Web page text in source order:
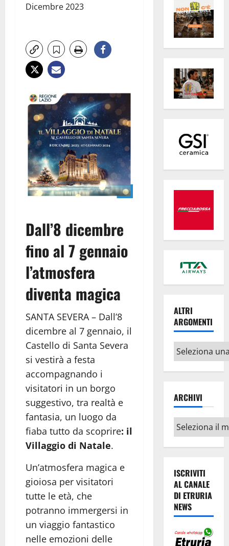
Dicembre 2023
Dall’8 dicembre
fino al 7 gennaio
l’atmosfera
diventa magica
SANTA SEVERA – Dall’8
dicembre al 7 gennaio, il
Castello di Santa Severa
si vestirà a festa
accompagnando i
visitatori in un borgo
suggestivo, tra realtà e
fantasia, un luogo da
fiaba tutto da scoprire: il
Villaggio di Natale.
Un’atmosfera magica e
gioiosa per visitatori
tutte le età, che
potranno immergersi in
un viaggio fantastico
nelle emozioni delle
ALTRI
ARGOMENTI
Altri
argomenti
ARCHIVI
Archivi
ISCRIVITI
AL CANALE
DI ETRURIA
NEWS